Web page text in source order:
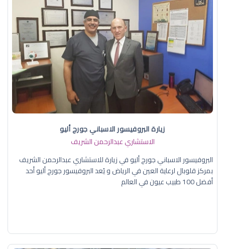
زيارة البروفيسور الاسباني جورج أليو
الاستشاري عبدالرحمن الشريف
البروفيسور الاسباني جورج أليو في زيارة للاستشاري عبدالرحمن الشريف
بمركز قلوبال لرعاية العين في الرياض و يُعد البروفيسور جورج أليو أحد
أفضل 100 طبيب عيون في العالم